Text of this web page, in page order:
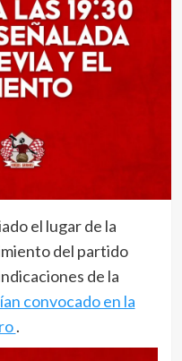
el lugar de la
del partido
de la
convocado en la
.